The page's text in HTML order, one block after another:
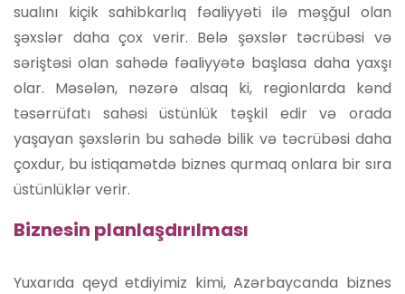
sualını kiçik sahibkarlıq fəaliyyəti ilə məşğul olan
şəxslər daha çox verir. Belə şəxslər təcrübəsi və
səriştəsi olan sahədə fəaliyyətə başlasa daha yaxşı
olar. Məsələn, nəzərə alsaq ki, regionlarda kənd
təsərrüfatı sahəsi üstünlük təşkil edir və orada
yaşayan şəxslərin bu sahədə bilik və təcrübəsi daha
çoxdur, bu istiqamətdə biznes qurmaq onlara bir sıra
üstünlüklər verir.
Biznesin planlaşdırılması
Yuxarıda qeyd etdiyimiz kimi, Azərbaycanda biznes